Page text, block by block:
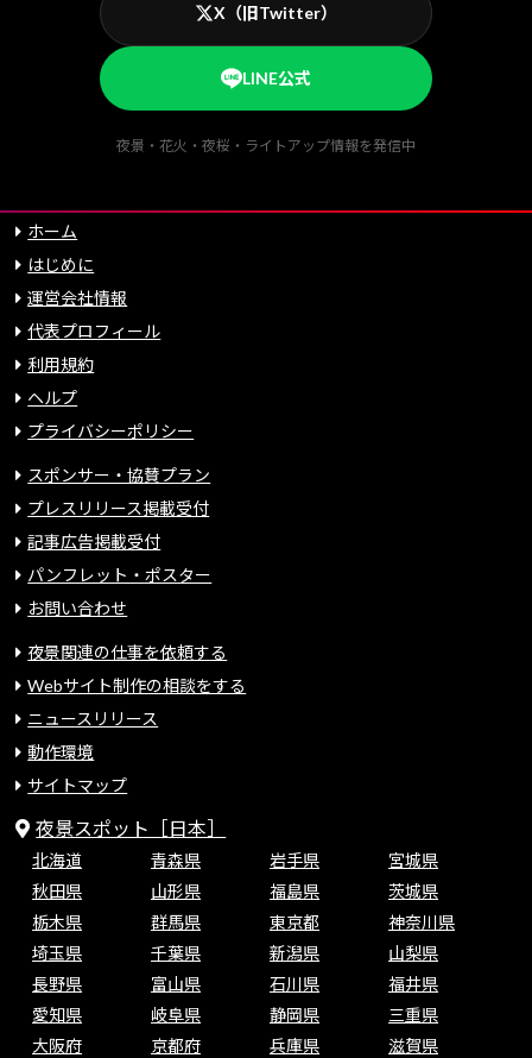
X（旧Twitter）
LINE公式
夜景・花火・夜桜・ライトアップ情報を発信中
ホーム
はじめに
運営会社情報
代表プロフィール
利用規約
ヘルプ
プライバシーポリシー
スポンサー・協賛プラン
プレスリリース掲載受付
記事広告掲載受付
パンフレット・ポスター
お問い合わせ
夜景関連の仕事を依頼する
Webサイト制作の相談をする
ニュースリリース
動作環境
サイトマップ
夜景スポット［日本］
北海道 青森県 岩手県
宮城県
秋田県
山形県 福島県
茨城県
栃木県
群馬県 東京都
神奈川県
埼玉県
千葉県 新潟県
山梨県
長野県
富山県 石川県
福井県
愛知県
岐阜県 静岡県
三重県
大阪府
京都府 兵庫県
滋賀県